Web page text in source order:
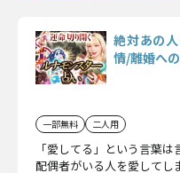
絶対あの
情/離婚へ
一部無料 二人用
「愛してる」という言葉は
配偶者がいる人を愛してし